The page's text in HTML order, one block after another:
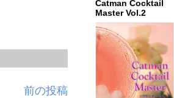
前の投稿
Catman Cocktail
Master Vol.2